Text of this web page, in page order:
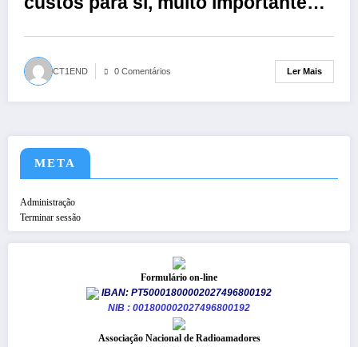
CT1END 0 Comentários Ler Mais
META
Administração
Terminar sessão
Formulário on-line
IBAN: PT50001800002027496800192
NIB : 001800002027496800192
​Associação Nacional de Radioamadores